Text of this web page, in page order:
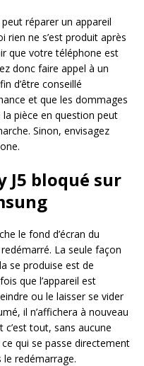
réparer un appareil
rien ne s’est produit après
que votre téléphone est
donc faire appel à un
d’être conseillé
et que les dommages
pièce en question peut
Sinon, envisagez
J5 bloqué sur
le fond d’écran du
La seule façon
se produise est de
que l’appareil est
ou le laisser se vider
il n’affichera à nouveau
c’est tout, sans aucune
qui se passe directement
le redémarrage.